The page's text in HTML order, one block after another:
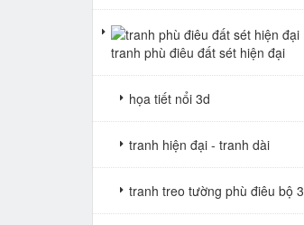
tranh gạch 3d cửu ngư quần hội dọc 110
tranh phù điêu đất sét hiện đại
họa tiết nổi 3d
tranh hiện đại - tranh dài
tranh treo tường phù điêu bộ 3